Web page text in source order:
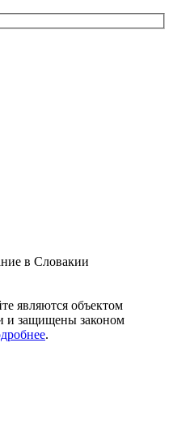
в Словакии
являются объектом
и защищены законом
.